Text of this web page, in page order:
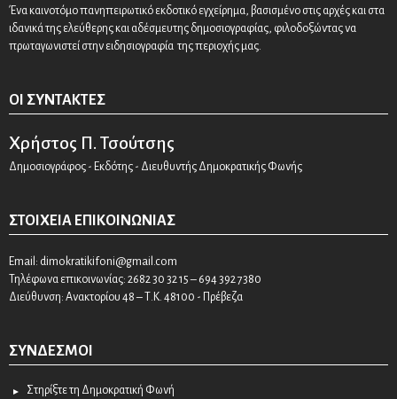
Ένα καινοτόμο πανηπειρωτικό εκδοτικό εγχείρημα, βασισμένο στις αρχές και στα
ιδανικά της ελεύθερης και αδέσμευτης δημοσιογραφίας, φιλοδοξώντας να
πρωταγωνιστεί στην ειδησιογραφία της περιοχής μας.
ΟΙ ΣΥΝΤΆΚΤΕΣ
Χρήστος Π. Τσούτσης
Δημοσιογράφος - Εκδότης - Διευθυντής Δημοκρατικής Φωνής
ΣΤΟΙΧΕΊΑ ΕΠΙΚΟΙΝΩΝΊΑΣ
Email: dimokratikifoni@gmail.com
Τηλέφωνα επικοινωνίας: 2682 30 32 15 – 694 392 7380
Διεύθυνση: Ανακτορίου 48 – Τ.Κ. 48100 - Πρέβεζα
ΣΎΝΔΕΣΜΟΙ
Στηρίξτε τη Δημοκρατική Φωνή